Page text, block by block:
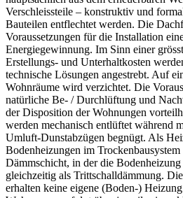
Verschleissteile – konstruktiv und
Bauteilen entflechtet werden. Die
Voraussetzungen für die Installation
Energiegewinnung. Im Sinn einer
Erstellungs- und Unterhaltkosten
technische Lösungen angestrebt. Auf
Wohnräume wird verzichtet. Die
natürliche Be- / Durchlüftung und
der Disposition der Wohnungen
werden mechanisch entlüftet während
Umluft-Dunstabzügen begnügt. Als
Bodenheizungen im
Dämmschicht, in der die
gleichzeitig als Trittschalldämmung.
erhalten keine eigene (Boden-)